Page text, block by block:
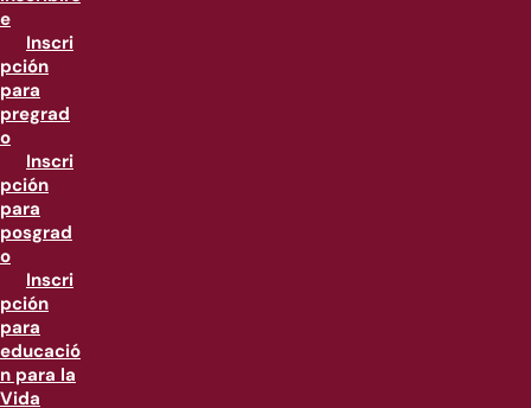
e
Inscri
pción
para
pregrad
o
Inscri
pción
para
posgrad
o
Inscri
pción
para
educació
n para la
Vida